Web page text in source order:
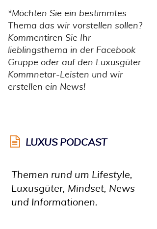
*Möchten Sie ein bestimmtes
Thema das wir vorstellen sollen?
Kommentiren Sie Ihr
lieblingsthema in der Facebook
Gruppe oder auf den Luxusgüter
Kommnetar-Leisten und wir
erstellen ein News!
LUXUS PODCAST
Themen rund um Lifestyle,
Luxusgüter, Mindset, News
und Informationen.